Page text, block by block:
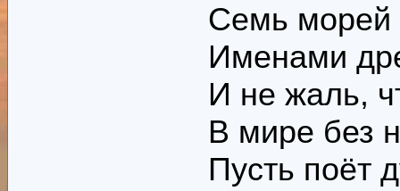
Семь морей
Именами
И не жаль,
В мире без
Пусть поёт